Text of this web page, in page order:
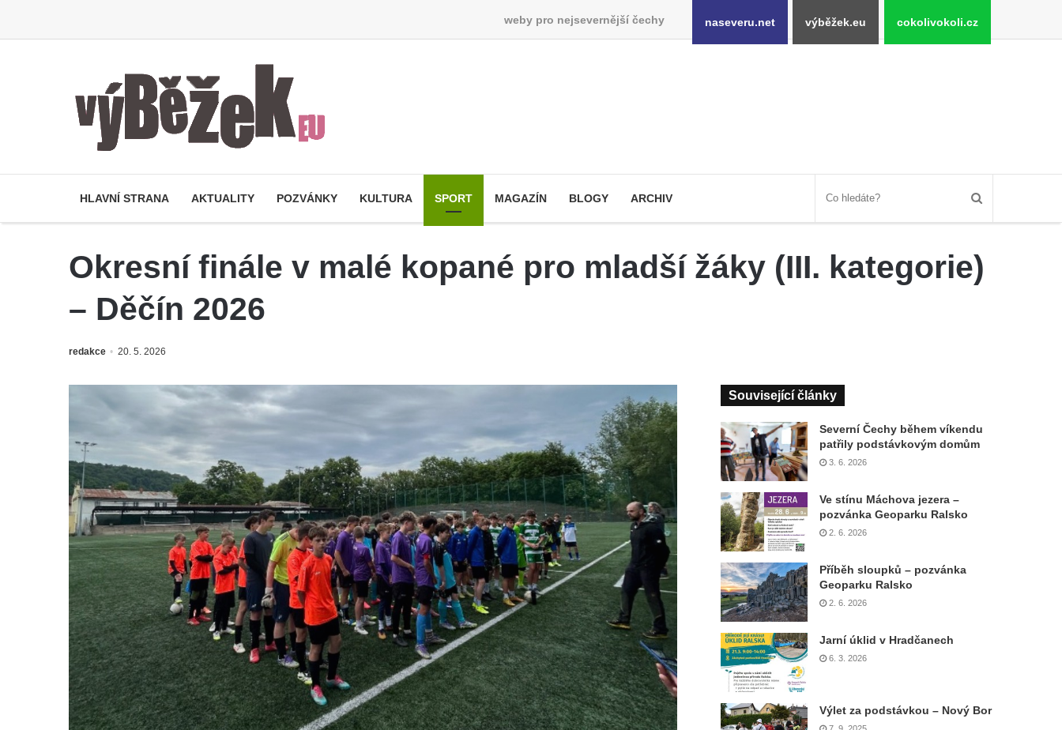
weby pro nejsevernější čechy naseveru.net výběžek.eu cokolivokoli.cz
HLAVNÍ STRANA AKTUALITY POZVÁNKY KULTURA SPORT MAGAZÍN BLOGY ARCHIV
Okresní finále v malé kopané pro mladší žáky (III. kategorie)
– Děčín 2026
redakce 20. 5. 2026
Související články
Severní Čechy během víkendu
patřily podstávkovým domům
3. 6. 2026
Ve stínu Máchova jezera –
pozvánka Geoparku Ralsko
2. 6. 2026
Příběh sloupků – pozvánka
Geoparku Ralsko
2. 6. 2026
Jarní úklid v Hradčanech
6. 3. 2026
Výlet za podstávkou – Nový Bor